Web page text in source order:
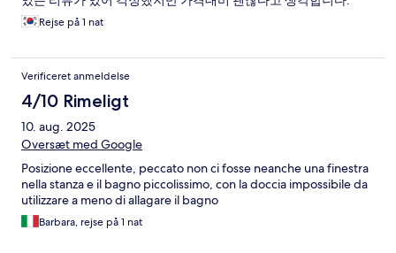
Rejse på 1 nat
Verificeret anmeldelse
4/10 Rimeligt
10. aug. 2025
Oversæt med Google
Posizione eccellente, peccato non ci fosse neanche una finestra
nella stanza e il bagno piccolissimo, con la doccia impossibile da
utilizzare a meno di allagare il bagno
Barbara, rejse på 1 nat